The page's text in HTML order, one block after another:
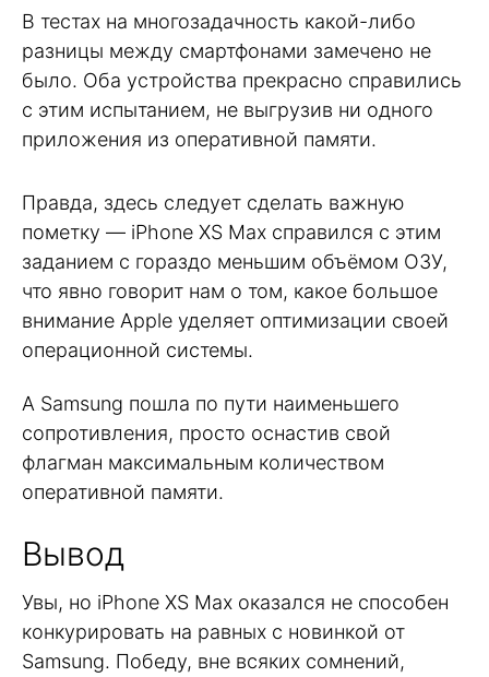
В тестах на многозадачность какой-либо
разницы между смартфонами замечено не
было. Оба устройства прекрасно справились
с этим испытанием, не выгрузив ни одного
приложения из оперативной памяти.
Правда, здесь следует сделать важную
пометку — iPhone XS Max справился с этим
заданием с гораздо меньшим объёмом ОЗУ,
что явно говорит нам о том, какое большое
внимание Apple уделяет оптимизации своей
операционной системы.
А Samsung пошла по пути наименьшего
сопротивления, просто оснастив свой
флагман максимальным количеством
оперативной памяти.
Вывод
Увы, но iPhone XS Max оказался не способен
конкурировать на равных с новинкой от
Samsung. Победу, вне всяких сомнений,